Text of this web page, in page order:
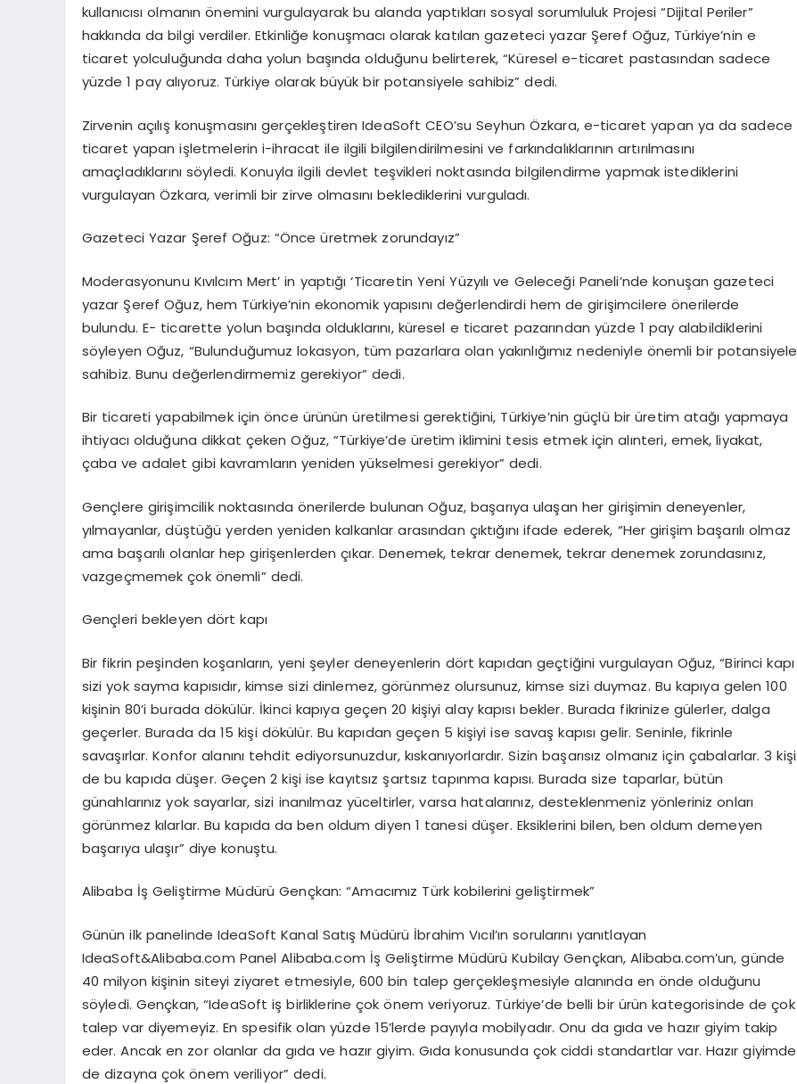
kullanıcısı olmanın önemini vurgulayarak bu alanda yaptıkları sosyal sorumluluk Projesi “Dijital Periler”
hakkında da bilgi verdiler. Etkinliğe konuşmacı olarak katılan gazeteci yazar Şeref Oğuz, Türkiye’nin e
ticaret yolculuğunda daha yolun başında olduğunu belirterek, “Küresel e-ticaret pastasından sadece
yüzde 1 pay alıyoruz. Türkiye olarak büyük bir potansiyele sahibiz” dedi.
Zirvenin açılış konuşmasını gerçekleştiren IdeaSoft CEO’su Seyhun Özkara, e-ticaret yapan ya da sadece
ticaret yapan işletmelerin i-ihracat ile ilgili bilgilendirilmesini ve farkındalıklarının artırılmasını
amaçladıklarını söyledi. Konuyla ilgili devlet teşvikleri noktasında bilgilendirme yapmak istediklerini
vurgulayan Özkara, verimli bir zirve olmasını beklediklerini vurguladı.
Gazeteci Yazar Şeref Oğuz: “Önce üretmek zorundayız”
Moderasyonunu Kıvılcım Mert’ in yaptığı ‘Ticaretin Yeni Yüzyılı ve Geleceği Paneli’nde konuşan gazeteci
yazar Şeref Oğuz, hem Türkiye’nin ekonomik yapısını değerlendirdi hem de girişimcilere önerilerde
bulundu. E- ticarette yolun başında olduklarını, küresel e ticaret pazarından yüzde 1 pay alabildiklerini
söyleyen Oğuz, “Bulunduğumuz lokasyon, tüm pazarlara olan yakınlığımız nedeniyle önemli bir potansiyele
sahibiz. Bunu değerlendirmemiz gerekiyor” dedi.
Bir ticareti yapabilmek için önce ürünün üretilmesi gerektiğini, Türkiye’nin güçlü bir üretim atağı yapmaya
ihtiyacı olduğuna dikkat çeken Oğuz, “Türkiye’de üretim iklimini tesis etmek için alınteri, emek, liyakat,
çaba ve adalet gibi kavramların yeniden yükselmesi gerekiyor” dedi.
Gençlere girişimcilik noktasında önerilerde bulunan Oğuz, başarıya ulaşan her girişimin deneyenler,
yılmayanlar, düştüğü yerden yeniden kalkanlar arasından çıktığını ifade ederek, “Her girişim başarılı olmaz
ama başarılı olanlar hep girişenlerden çıkar. Denemek, tekrar denemek, tekrar denemek zorundasınız,
vazgeçmemek çok önemli” dedi.
Gençleri bekleyen dört kapı
Bir fikrin peşinden koşanların, yeni şeyler deneyenlerin dört kapıdan geçtiğini vurgulayan Oğuz, “Birinci kapı
sizi yok sayma kapısıdır, kimse sizi dinlemez, görünmez olursunuz, kimse sizi duymaz. Bu kapıya gelen 100
kişinin 80’i burada dökülür. İkinci kapıya geçen 20 kişiyi alay kapısı bekler. Burada fikrinize gülerler, dalga
geçerler. Burada da 15 kişi dökülür. Bu kapıdan geçen 5 kişiyi ise savaş kapısı gelir. Seninle, fikrinle
savaşırlar. Konfor alanını tehdit ediyorsunuzdur, kıskanıyorlardır. Sizin başarısız olmanız için çabalarlar. 3 kişi
de bu kapıda düşer. Geçen 2 kişi ise kayıtsız şartsız tapınma kapısı. Burada size taparlar, bütün
günahlarınız yok sayarlar, sizi inanılmaz yüceltirler, varsa hatalarınız, desteklenmeniz yönleriniz onları
görünmez kılarlar. Bu kapıda da ben oldum diyen 1 tanesi düşer. Eksiklerini bilen, ben oldum demeyen
başarıya ulaşır” diye konuştu.
Alibaba İş Geliştirme Müdürü Gençkan: “Amacımız Türk kobilerini geliştirmek”
Günün ilk panelinde IdeaSoft Kanal Satış Müdürü İbrahim Vıcıl’ın sorularını yanıtlayan
IdeaSoft&Alibaba.com Panel Alibaba.com İş Geliştirme Müdürü Kubilay Gençkan, Alibaba.com’un, günde
40 milyon kişinin siteyi ziyaret etmesiyle, 600 bin talep gerçekleşmesiyle alanında en önde olduğunu
söyledi. Gençkan, “IdeaSoft iş birliklerine çok önem veriyoruz. Türkiye’de belli bir ürün kategorisinde de çok
talep var diyemeyiz. En spesifik olan yüzde 15’lerde payıyla mobilyadır. Onu da gıda ve hazır giyim takip
eder. Ancak en zor olanlar da gıda ve hazır giyim. Gıda konusunda çok ciddi standartlar var. Hazır giyimde
de dizayna çok önem veriliyor” dedi.